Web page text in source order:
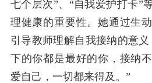
七个层次”、“自我爱护打卡”
理健康的重要性。她通过生
引导教师理解自我接纳的意
下的你都是最好的你，接纳
爱自己，一切都来得及。”